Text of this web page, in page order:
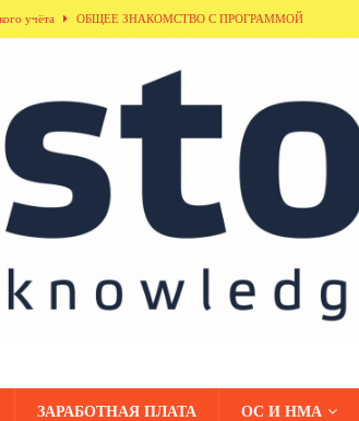
учёта
ОБЩЕЕ ЗНАКОМСТВО С ПРОГРАММОЙ
учёт»
средства»
ОБЩЕЕ ЗНАКОМСТВО С ПРОГРАММОЙ
организаций»
ОБЩЕЕ ЗНАКОМСТВО С ПРОГРАММОЙ
ОБЩЕЕ ЗНАКОМСТВО С ПРОГРАММОЙ
ЗАРАБОТНАЯ ПЛАТА ОС И НМА